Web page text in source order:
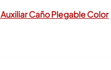
Caño Plegable Color
sanitarios